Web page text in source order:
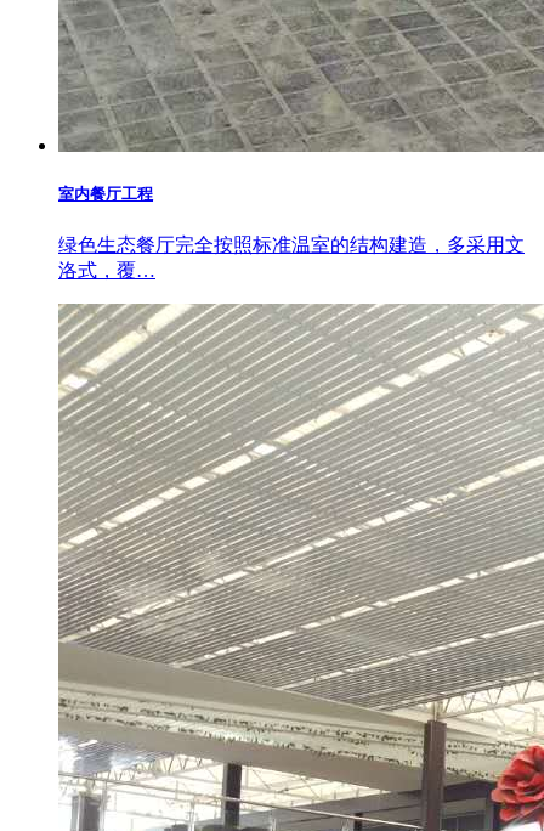
室内餐厅工程
绿色生态餐厅完全按照标准温室的结构建造，多采用文
洛式，覆…